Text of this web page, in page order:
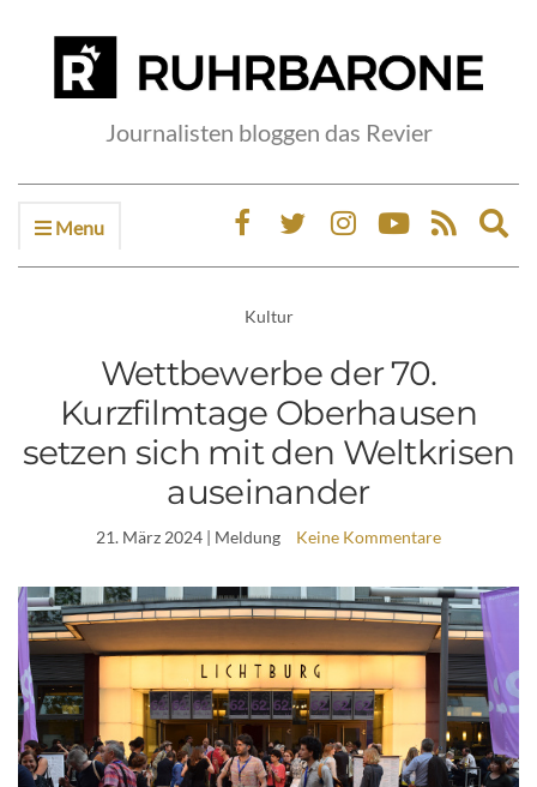
Journalisten bloggen das Revier
Menu
Kultur
Wettbewerbe der 70.
Kurzfilmtage Oberhausen
setzen sich mit den Weltkrisen
auseinander
21. März 2024 | Meldung Keine Kommentare